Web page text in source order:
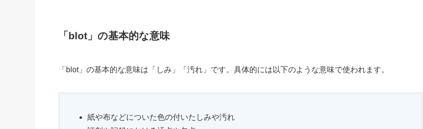
「blot」の基本的な意味
「blot」の基本的な意味は「しみ」「汚れ」です。具体的には以下のような意味で使われます。
紙や布などについた色の付いたしみや汚れ